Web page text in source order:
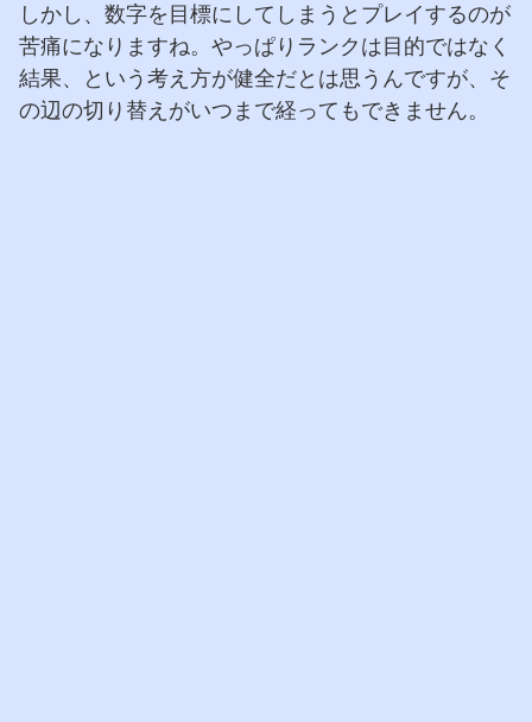
しかし、数字を目標にしてしまうとプレイするのが
苦痛になりますね。やっぱりランクは目的ではなく
結果、という考え方が健全だとは思うんですが、そ
の辺の切り替えがいつまで経ってもできません。